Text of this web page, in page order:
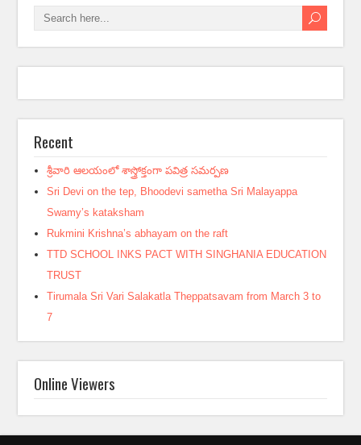
Recent
శ్రీవారి ఆలయంలో శాస్త్రోక్తంగా పవిత్ర సమర్పణ
Sri Devi on the tep, Bhoodevi sametha Sri Malayappa
Swamy’s kataksham
Rukmini Krishna’s abhayam on the raft
TTD SCHOOL INKS PACT WITH SINGHANIA EDUCATION
TRUST
Tirumala Sri Vari Salakatla Theppatsavam from March 3 to
7
Online Viewers